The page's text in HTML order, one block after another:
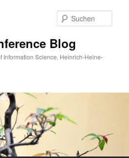
Blog
Information Science, Heinrich-Heine-